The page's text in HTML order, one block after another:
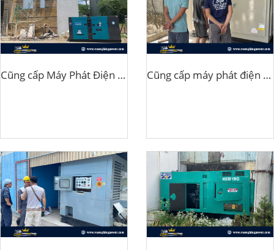
Cũng cấp Máy Phát Điện Yanmar 150Kva cho Phòng Khám Đa Khoa Tâm Đức Tại Hưng Yên Cũng cấp máy phát điện 100Kva Denyo cho Ressort tại Lương Sơn Hoà Bình